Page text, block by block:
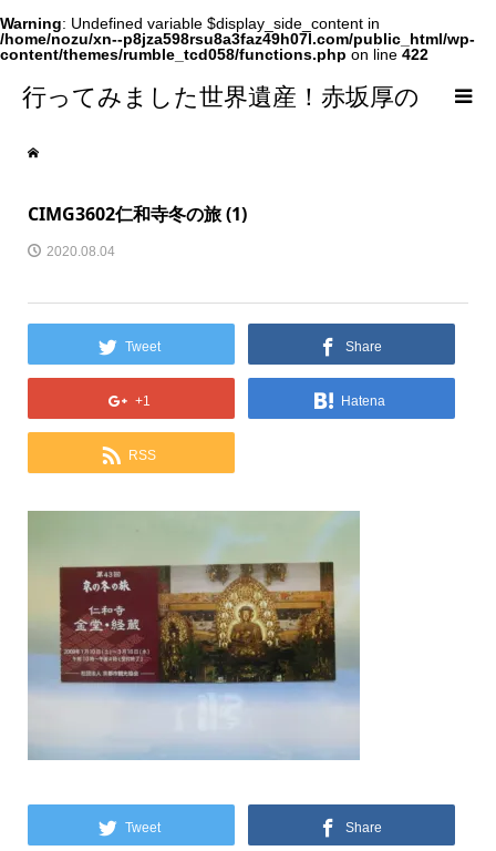
Warning: Undefined variable $display_side_content in
/home/nozu/xn--p8jza598rsu8a3faz49h07l.com/public_html/wp-
content/themes/rumble_tcd058/functions.php on line 422
行ってみました世界遺産！赤坂厚の
world Heritage
CIMG3602仁和寺冬の旅 (1)
2020.08.04
Tweet Share
+1 Hatena
RSS
Tweet Share